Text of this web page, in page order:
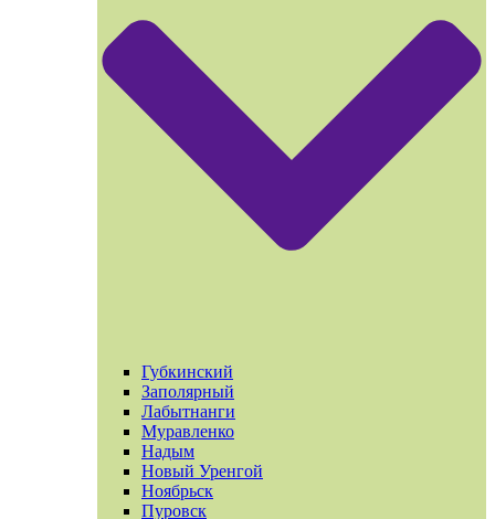
Губкинский
Заполярный
Лабытнанги
Муравленко
Надым
Новый Уренгой
Ноябрьск
Пуровск